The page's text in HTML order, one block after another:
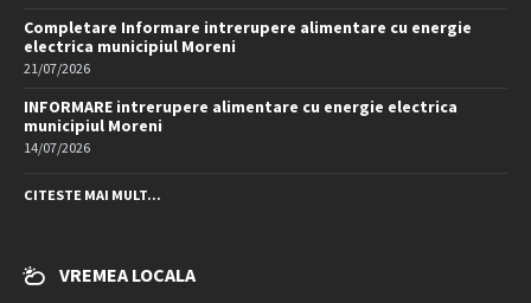
Completare Informare intrerupere alimentare cu energie
electrica municipiul Moreni
21/07/2026
INFORMARE intrerupere alimentare cu energie electrica
municipiul Moreni
14/07/2026
CITESTE MAI MULT...
VREMEA LOCALA